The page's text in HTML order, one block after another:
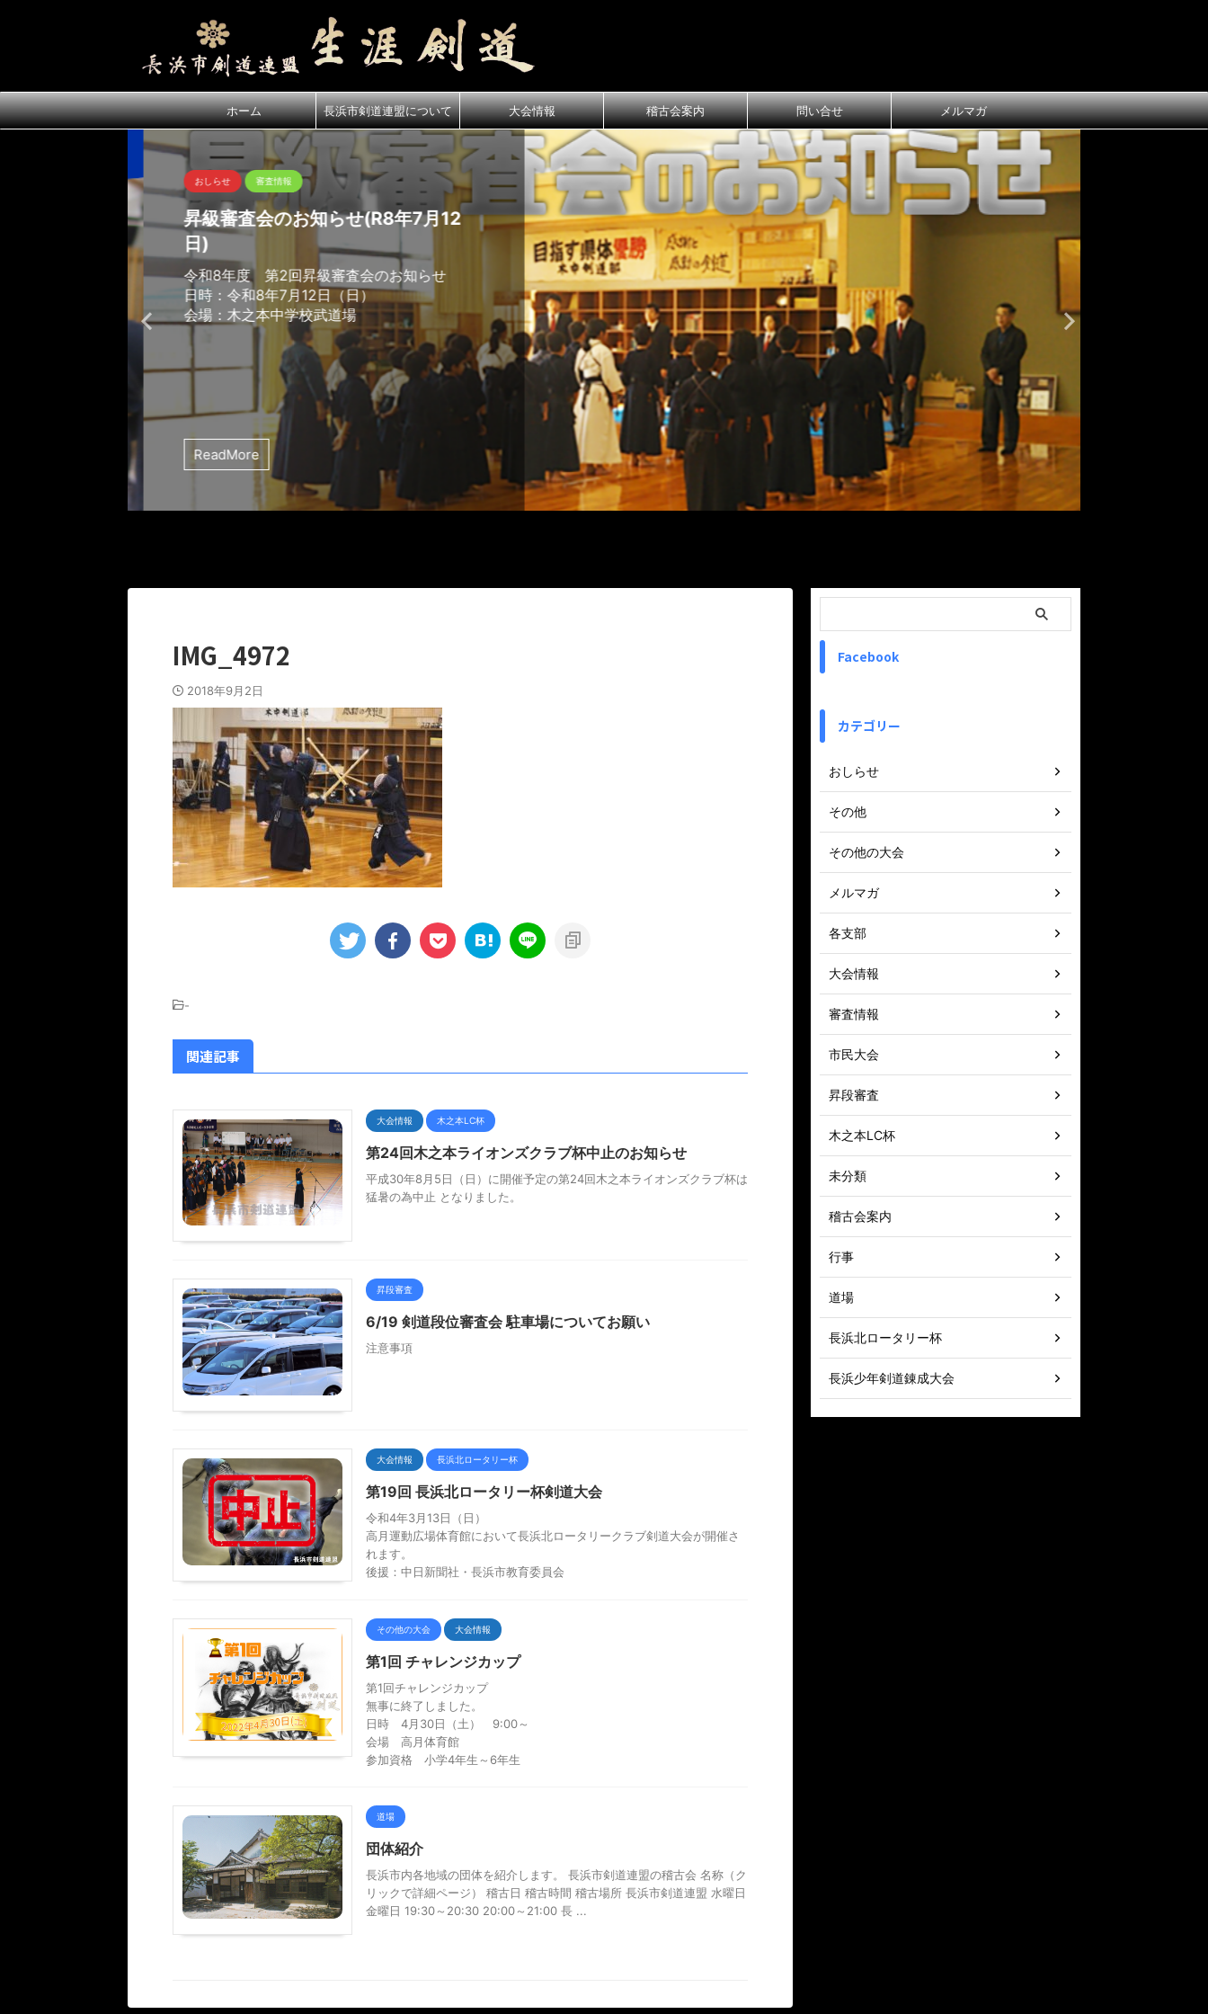
ホーム 長浜市剣道連盟について 大会情報 稽古会案内 問い合せ メルマガ
おしらせ 審査情報
昇級審査会のお知らせ(R8年7月12
日)
令和8年度 第2回昇級審査会のお知らせ
日時：令和8年7月12日（日）
会場：木之本中学校武道場
ReadMore
IMG_4972
2018年9月2日
-
関連記事
大会情報 木之本LC杯
第24回木之本ライオンズクラブ杯中止のお知らせ
平成30年8月5日（日）に開催予定の第24回木之本ライオンズクラブ杯は
猛暑の為中止 となりました。
昇段審査
6/19 剣道段位審査会 駐車場についてお願い
注意事項
大会情報 長浜北ロータリー杯
第19回 長浜北ロータリー杯剣道大会
令和4年3月13日（日）
高月運動広場体育館において長浜北ロータリークラブ剣道大会が開催さ
れます。
後援：中日新聞社・長浜市教育委員会
その他の大会 大会情報
第1回 チャレンジカップ
第1回チャレンジカップ
無事に終了しました。
日時 4月30日（土） 9:00～
会場 高月体育館
参加資格 小学4年生～6年生
道場
団体紹介
長浜市内各地域の団体を紹介します。 長浜市剣道連盟の稽古会 名称（ク
リックで詳細ページ） 稽古日 稽古時間 稽古場所 長浜市剣道連盟 水曜日
金曜日 19:30～20:30 20:00～21:00 長 ...
Facebook
カテゴリー
おしらせ
その他
その他の大会
メルマガ
各支部
大会情報
審査情報
市民大会
昇段審査
木之本LC杯
未分類
稽古会案内
行事
道場
長浜北ロータリー杯
長浜少年剣道錬成大会